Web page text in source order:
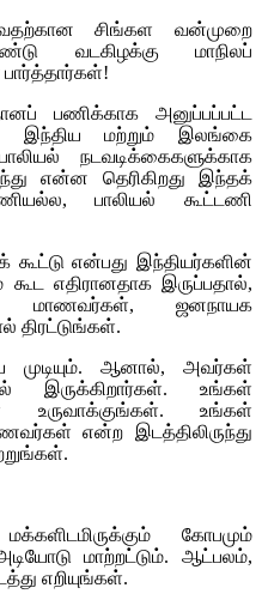
சிங்கள வன்முறை
வடகிழக்கு மாநிலப்
பார்த்தார்கள்!
பணிக்காக அனுப்பப்பட்ட
இந்திய மற்றும் இலங்கை
நடவடிக்கைகளுக்காக
என்ன தெரிகிறது இந்தக்
பாலியல் கூட்டணி
என்பது இந்தியர்களின்
கூட எதிரானதாக இருப்பதால்,
ஜனநாயக
திரட்டுங்கள்.
ஆனால், அவர்கள்
இருக்கிறார்கள். உங்கள்
உருவாக்குங்கள். உங்கள்
என்ற இடத்திலிருந்து
கோபமும்
மாற்றட்டும். ஆட்பலம்,
எறியுங்கள்.